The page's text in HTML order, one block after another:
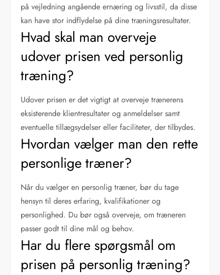
på vejledning angående ernæring og livsstil, da disse
kan have stor indflydelse på dine træningsresultater.
Hvad skal man overveje
udover prisen ved personlig
træning?
Udover prisen er det vigtigt at overveje trænerens
eksisterende klientresultater og anmeldelser samt
eventuelle tillægsydelser eller faciliteter, der tilbydes.
Hvordan vælger man den rette
personlige træner?
Når du vælger en personlig træner, bør du tage
hensyn til deres erfaring, kvalifikationer og
personlighed. Du bør også overveje, om træneren
passer godt til dine mål og behov.
Har du flere spørgsmål om
prisen på personlig træning?